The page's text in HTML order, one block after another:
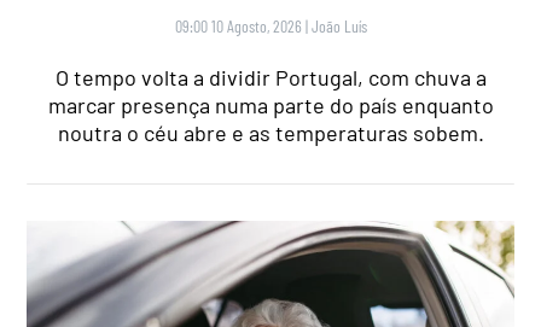
09:00 10 Agosto, 2026 |João Luís
O tempo volta a dividir Portugal, com chuva a
marcar presença numa parte do país enquanto
noutra o céu abre e as temperaturas sobem.